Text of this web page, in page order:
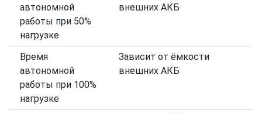
автономной
работы при 50%
нагрузке
внешних АКБ
Время
автономной
работы при 100%
нагрузке
Зависит от ёмкости
внешних АКБ